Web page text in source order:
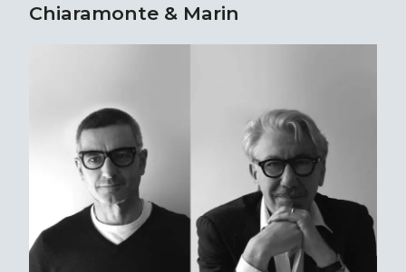
Chiaramonte & Marin